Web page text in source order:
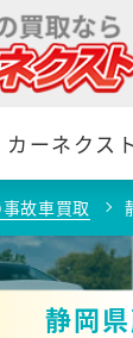
カーネクス
故車買取
静岡